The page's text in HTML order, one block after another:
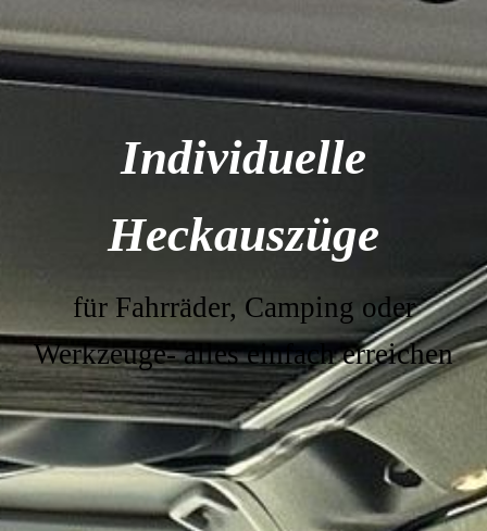
Individuelle
Heckauszüge
für Fahrräder, Camping oder
Werkzeuge-alles einfach erreichen